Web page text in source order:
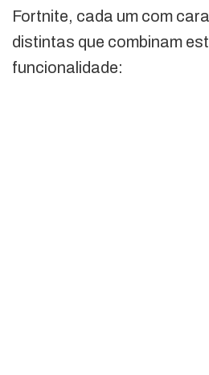
Fortnite, cada um com
distintas que combinam
funcionalidade: